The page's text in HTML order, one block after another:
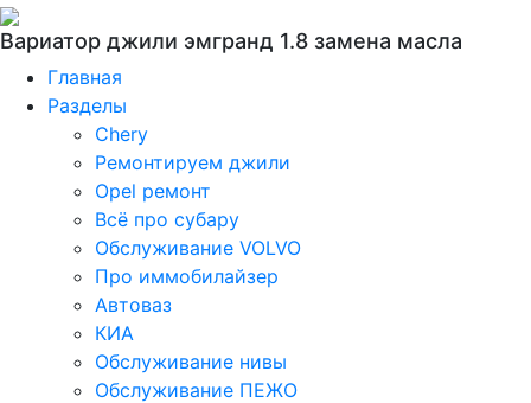
Вариатор джили эмгранд 1.8 замена масла
Главная
Разделы
Chery
Ремонтируем джили
Opel ремонт
Всё про субару
Обслуживание VOLVO
Про иммобилайзер
Автоваз
КИА
Обслуживание нивы
Обслуживание ПЕЖО